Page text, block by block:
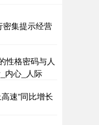
密集提示经营
性格密码与人
内心_人际
速”同比增长